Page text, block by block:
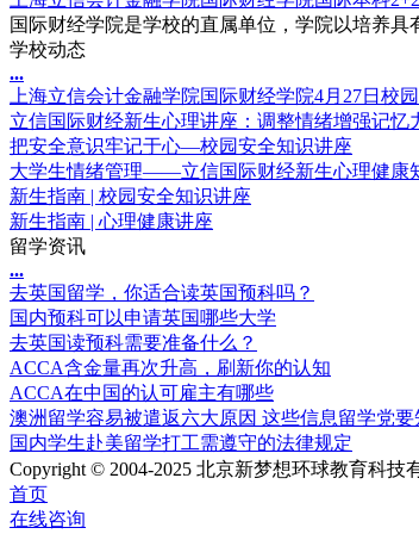
国际财经学院是学校的直属单位，学院以培养
学校动态
...
上海立信会计金融学院国际财经学院4月27日校
立信国际财经新生心理讲座：调整情绪增强记忆
把安全意识牢记于心—校园安全知识讲座
大学生情绪管理——立信国际财经新生心理健康
新生指南 | 校园安全知识讲座
新生指南 | 心理健康讲座
留学资讯
...
去英国留学，你适合读英国预科吗？
国内预科可以申请英国哪些大学
去英国读预科需要准备什么？
ACCA含金量再次升高，刷新你的认知
ACCA在中国的认可雇主有哪些
澳洲留学容易被遣返六大原因 这些信息留学党要
国内学生赴美留学打工需遵守的法律规定
Copyright © 2004-2025 北京新梦想环球教育科技
首页
在线咨询